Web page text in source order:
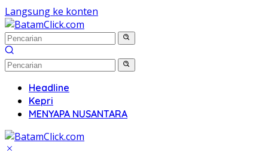
Langsung ke konten
Headline
Kepri
MENYAPA NUSANTARA